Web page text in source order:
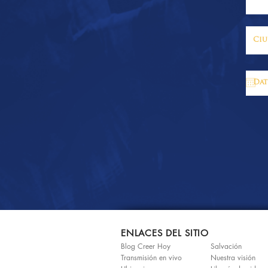
ENLACES DEL SITIO
Blog Creer Hoy
Transmisión en vivo
Salvación
Nuestra visión